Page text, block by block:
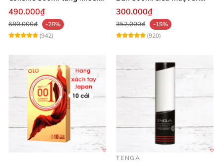
cảm, an toàn
490.000₫
680.000₫
-28%
(942)
toàn cho yêu
300.000₫
352.000₫
-15%
(920)
TENGA